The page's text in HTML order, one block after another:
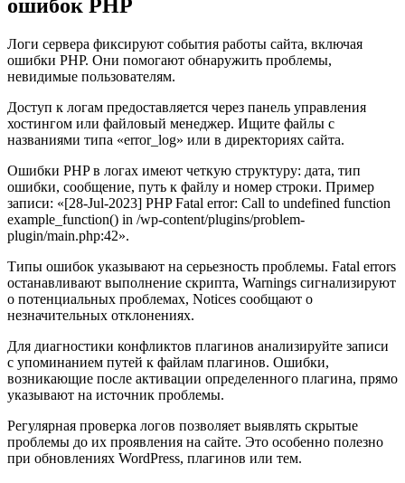
ошибок PHP
Логи сервера фиксируют события работы сайта, включая
ошибки PHP. Они помогают обнаружить проблемы,
невидимые пользователям.
Доступ к логам предоставляется через панель управления
хостингом или файловый менеджер. Ищите файлы с
названиями типа «error_log» или в директориях сайта.
Ошибки PHP в логах имеют четкую структуру: дата, тип
ошибки, сообщение, путь к файлу и номер строки. Пример
записи: «[28-Jul-2023] PHP Fatal error: Call to undefined function
example_function() in /wp-content/plugins/problem-
plugin/main.php:42».
Типы ошибок указывают на серьезность проблемы. Fatal errors
останавливают выполнение скрипта, Warnings сигнализируют
о потенциальных проблемах, Notices сообщают о
незначительных отклонениях.
Для диагностики конфликтов плагинов анализируйте записи
с упоминанием путей к файлам плагинов. Ошибки,
возникающие после активации определенного плагина, прямо
указывают на источник проблемы.
Регулярная проверка логов позволяет выявлять скрытые
проблемы до их проявления на сайте. Это особенно полезно
при обновлениях WordPress, плагинов или тем.